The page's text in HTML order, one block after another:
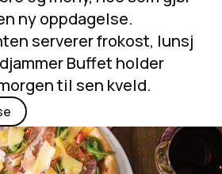
ny oppdagelse.
serverer frokost, lunsj
Buffet holder
til sen kveld.